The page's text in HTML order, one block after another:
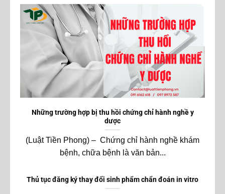
Những trường hợp bị thu hồi chứng chỉ hành nghề y
dược
(Luật Tiền Phong) – Chứng chỉ hành nghề khám
bệnh, chữa bệnh là văn bản...
Thủ tục đăng ký thay đổi sinh phẩm chẩn đoán in vitro